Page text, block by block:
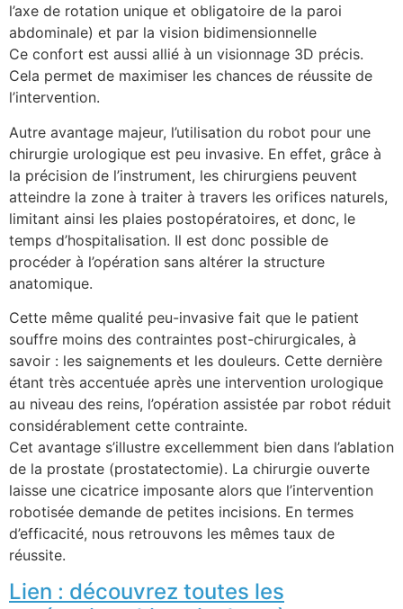
l’axe de rotation unique et obligatoire de la paroi
abdominale) et par la vision bidimensionnelle
Ce confort est aussi allié à un visionnage 3D précis.
Cela permet de maximiser les chances de réussite de
l’intervention.
Autre avantage majeur, l’utilisation du robot pour une
chirurgie urologique est peu invasive. En effet, grâce à
la précision de l’instrument, les chirurgiens peuvent
atteindre la zone à traiter à travers les orifices naturels,
limitant ainsi les plaies postopératoires, et donc, le
temps d’hospitalisation. Il est donc possible de
procéder à l’opération sans altérer la structure
anatomique.
Cette même qualité peu-invasive fait que le patient
souffre moins des contraintes post-chirurgicales, à
savoir : les saignements et les douleurs. Cette dernière
étant très accentuée après une intervention urologique
au niveau des reins, l’opération assistée par robot réduit
considérablement cette contrainte.
Cet avantage s’illustre excellemment bien dans l’ablation
de la prostate (prostatectomie). La chirurgie ouverte
laisse une cicatrice imposante alors que l’intervention
robotisée demande de petites incisions. En termes
d’efficacité, nous retrouvons les mêmes taux de
réussite.
Lien : découvrez toutes les